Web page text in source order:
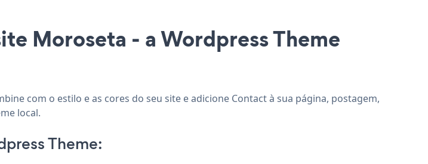
Moroseta - a Wordpress Theme
com o estilo e as cores do seu site e adicione Contact à sua página, postagem,
local.
Theme: